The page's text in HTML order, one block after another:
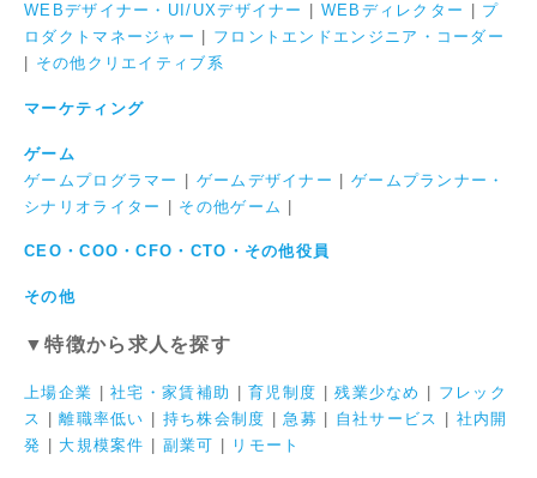
WEBデザイナー・UI/UXデザイナー
WEBディレクター
プ
ロダクトマネージャー
フロントエンドエンジニア・コーダー
その他クリエイティブ系
マーケティング
ゲーム
ゲームプログラマー | ゲームデザイナー | ゲームプランナー・
シナリオライター | その他ゲーム |
CEO・COO・CFO・CTO・その他役員
その他
▼特徴から求人を探す
上場企業 |社宅・家賃補助 |育児制度 |残業少なめ
フレック
ス
|離職率低い 持ち株会制度 |急募 自社サービス
社内開
発
大規模案件 副業可 リモート